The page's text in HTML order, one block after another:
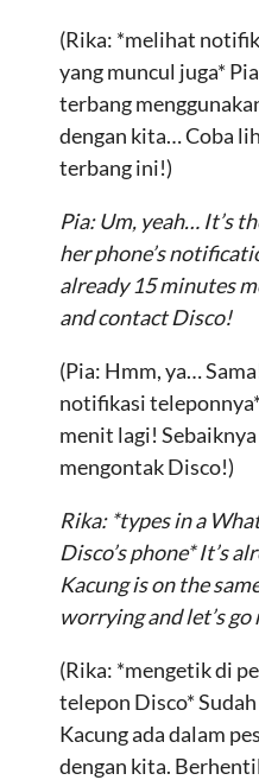
(Rika: *melihat
yang muncul juga*
terbang
dengan kita… Coba
terbang ini!)
Pia: Um, yeah… It’s
her phone’s
already 15 minutes
and contact Disco!
(Pia: Hmm, ya…
notifikasi
menit lagi!
mengontak Disco!)
Rika: *types in a
Disco’s phone* It’s
Kacung is on the
worrying and let’s go
(Rika: *mengetik di
telepon Disco*
Kacung ada dalam
dengan kita.